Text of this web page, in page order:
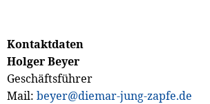
Kontaktdaten
Holger Beyer
Geschäftsführer
Mail: beyer@diemar-jung-zapfe.de